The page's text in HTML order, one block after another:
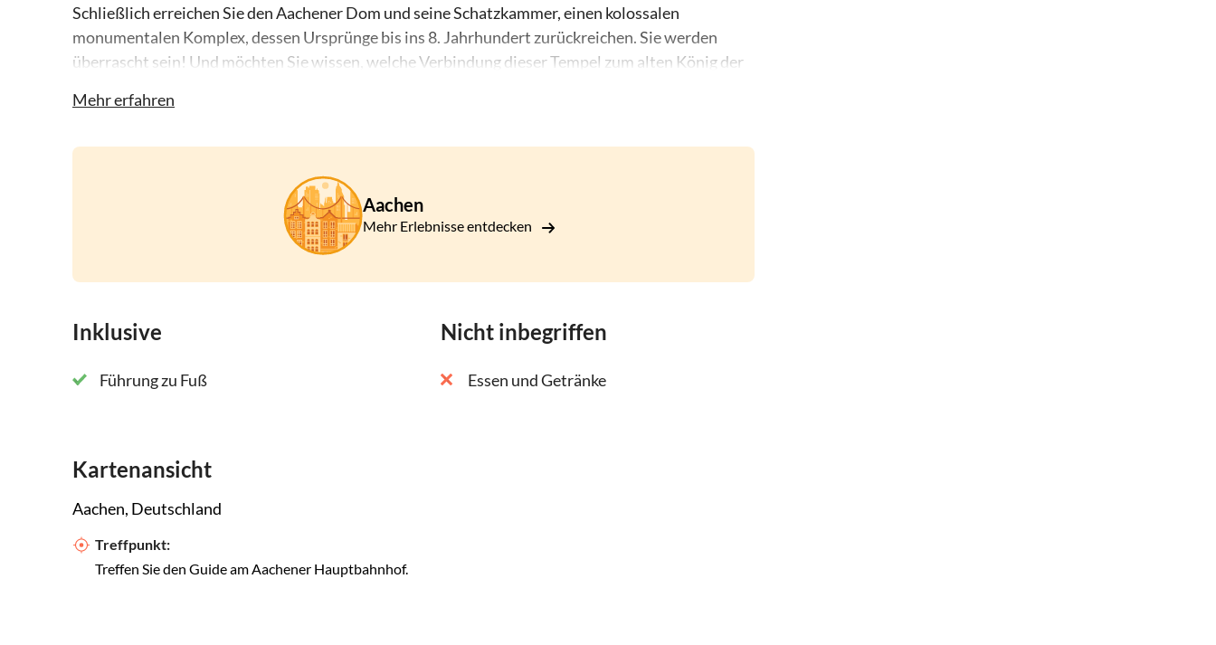
Schließlich erreichen Sie den Aachener Dom und seine Schatzkammer, einen kolossalen
monumentalen Komplex, dessen Ursprünge bis ins 8. Jahrhundert zurückreichen. Sie werden
überrascht sein! Und möchten Sie wissen, welche Verbindung dieser Tempel zum alten König der
Anschließend betrachten Sie das Gebäude par excellence der karolingischen Architektur, das
berühmte Aachener Rathaus, und kommen an dem in das Couven-Museum umgewandelten
Bürgerhaus und dem malerischen Puppenbrunnen vorbei, dem berühmtesten der deutschen
Stadt. Sie beenden diese Tour im wichtigsten Touristenzentrum des Europas des 18.
Jahrhunderts: dem Elisenbrunnen-Gebäude.
Mehr erfahren
Aachen
Mehr Erlebnisse entdecken
Inklusive
Führung zu Fuß
Nicht inbegriffen
Essen und Getränke
Kartenansicht
Aachen, Deutschland
Treffpunkt:
Treffen Sie den Guide am Aachener Hauptbahnhof.